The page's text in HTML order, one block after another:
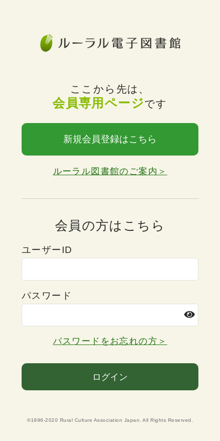
ここから先は、
会員専用ページです
新規会員登録はこちら
ルーラル図書館のご案内＞
会員の方はこちら
ユーザーID
パスワード
パスワードをお忘れの方＞
ログイン
©1996-2020 Rural Culture Association Japan. All Rights Reserved.